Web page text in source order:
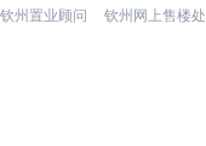
钦州置业顾问 钦州网上售楼处